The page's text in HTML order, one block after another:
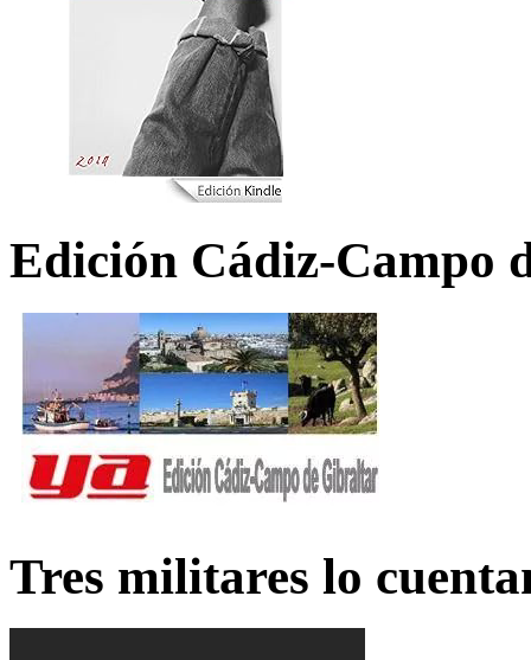
Edición Cádiz-Campo
Tres militares lo